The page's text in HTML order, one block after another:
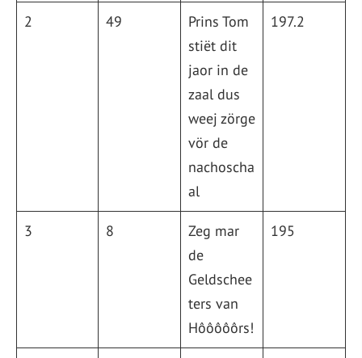
2 49
Prins Tom
stiët dit
jaor in de
zaal dus
weej zörge
vör de
nachoscha
al
197.2
3 8
Zeg mar
de
Geldschee
ters van
Hôôôôôrs!
195